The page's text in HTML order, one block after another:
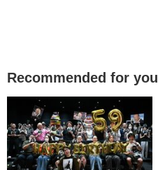
Recommended for you